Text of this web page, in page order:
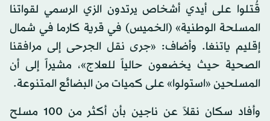
قُتلوا على أيدي أشخاص يرتدون الزي الرسمي لقواتنا
المسلحة الوطنية» (الخميس) في قرية كارما في شمال
إقليم ياتنغا. وأضاف: «جرى نقل الجرحى إلى مرافقنا
الصحية حيث يخضعون حالياً للعلاج»، مشيراً إلى أن
المسلحين «استولوا» على كميات من البضائع المتنوعة.
وأفاد سكان نقلاً عن ناجين بأن أكثر من 100 مسلح